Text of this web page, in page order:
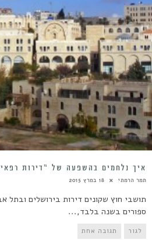
איך נלחמים בהשפעה של “דירות
תמר הרמתי 18 במרץ 2015
תושבי חוץ שקונים דירות בירושלים ובתל
ספורים בשנה בלבד,...
לגור תגובה אחת